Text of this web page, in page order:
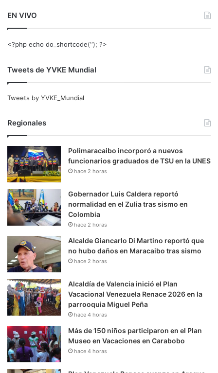
EN VIVO
<?php echo do_shortcode(‘‘); ?>
Tweets de YVKE Mundial
Tweets by YVKE_Mundial
Regionales
Polimaracaibo incorporó a nuevos
funcionarios graduados de TSU en la UNES
hace 2 horas
Gobernador Luis Caldera reportó
normalidad en el Zulia tras sismo en
Colombia
hace 2 horas
Alcalde Giancarlo Di Martino reportó que
no hubo daños en Maracaibo tras sismo
hace 2 horas
Alcaldía de Valencia inició el Plan
Vacacional Venezuela Renace 2026 en la
parrooquia Miguel Peña
hace 4 horas
Más de 150 niños participaron en el Plan
Museo en Vacaciones en Carabobo
hace 4 horas